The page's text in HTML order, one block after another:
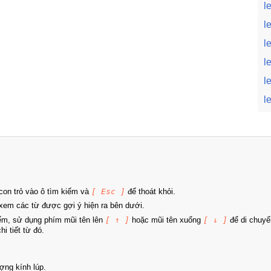
trỏ vào ô tìm kiếm và [ Esc ] để thoát khỏi.
các từ được gợi ý hiện ra bên dưới.
sử dụng phím mũi tên lên [ ↑ ] hoặc mũi tên xuống [ ↓ ] để di
tiết từ đó.
kính lúp.